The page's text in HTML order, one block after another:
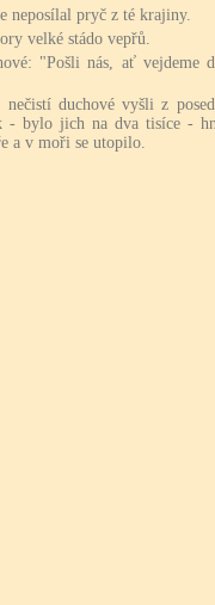
neposílal pryč z té krajiny.
velké stádo vepřů.
"Pošli nás, ať vejdeme
duchové vyšli z
- bylo jich na dva tisíce -
a v moři se utopilo.